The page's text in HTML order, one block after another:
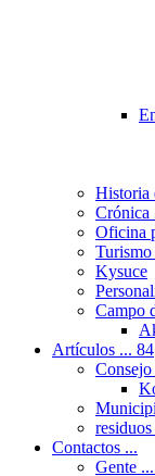
Historia
Crónica
Oficina
Turismo
Kysuce
Campo
Artículos ... 84
Consejo
residuos
Contactos ...
Gente ...